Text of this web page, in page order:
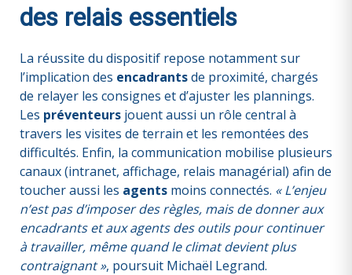
des relais essentiels
La réussite du dispositif repose notamment sur
l’implication des encadrantsde proximité, chargés
de relayer les consignes et d’ajuster les plannings.
Les préventeurs jouent aussi un rôle central à
travers les visites de terrain et les remontées des
difficultés. Enfin, la communication mobilise plusieurs
canaux (intranet, affichage, relais managérial) afin de
toucher aussi les agents moins connectés. « L’enjeu
n’est pas d’imposer des règles, mais de donner aux
encadrants et aux agents des outils pour continuer
à travailler, même quand le climat devient plus
contraignant », poursuit Michaël Legrand.